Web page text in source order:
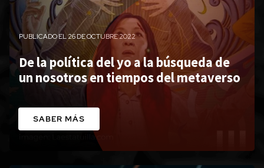
PUBLICADO EL 26 DE OCTUBRE 2022
De la política del yo a la búsqueda de
un nosotros en tiempos del metaverso
SABER MÁS